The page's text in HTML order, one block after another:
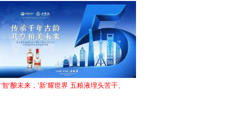
'智'酿未来，'新'耀世界 五粮液埋头苦干、